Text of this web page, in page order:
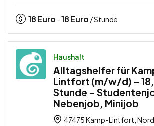
18Euro -18Euro / Stunde
Haushalt
Alltagshelfer für
Lintfort (m/w/d) –
Stunde –
Nebenjob, Minijob
47475 Kamp-Lintfort,